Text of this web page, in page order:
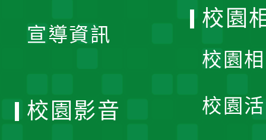
宣導資訊
校園
校園
校園
校園影音